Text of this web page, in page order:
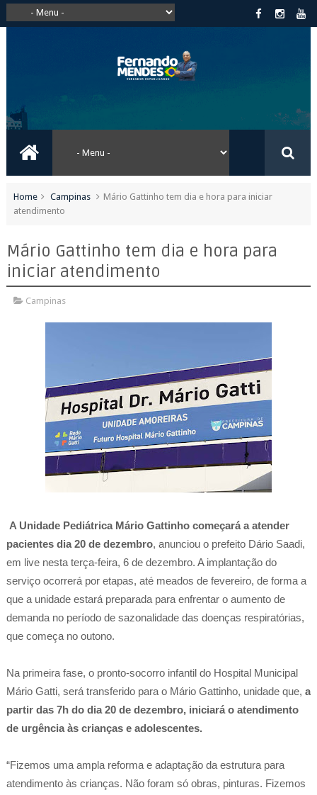
Home Campinas
Mário Gattinho tem dia e hora para iniciar
atendimento
Mário Gattinho tem dia e hora para
iniciar atendimento
Campinas
A Unidade Pediátrica Mário Gattinho começará a atender
pacientes dia 20 de dezembro, anunciou o prefeito Dário Saadi,
em live nesta terça-feira, 6 de dezembro. A implantação do
serviço ocorrerá por etapas, até meados de fevereiro, de forma a
que a unidade estará preparada para enfrentar o aumento de
demanda no período de sazonalidade das doenças respiratórias,
que começa no outono.
Na primeira fase, o pronto-socorro infantil do Hospital Municipal
Mário Gatti, será transferido para o Mário Gattinho, unidade que, a
partir das 7h do dia 20 de dezembro, iniciará o atendimento
de urgência às crianças e adolescentes.
“Fizemos uma ampla reforma e adaptação da estrutura para
atendimento às crianças. Não foram só obras, pinturas. Fizemos